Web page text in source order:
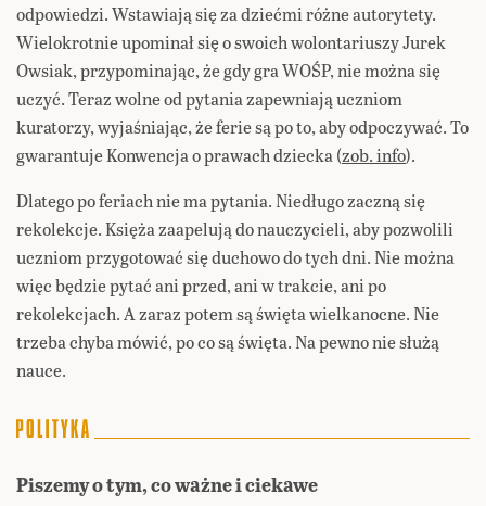
odpowiedzi. Wstawiają się za dziećmi różne autorytety.
Wielokrotnie upominał się o swoich wolontariuszy Jurek
Owsiak, przypominając, że gdy gra WOŚP, nie można się
uczyć. Teraz wolne od pytania zapewniają uczniom
kuratorzy, wyjaśniając, że ferie są po to, aby odpoczywać. To
gwarantujeKonwencja o prawach dziecka (zob. info).
Dlatego po feriach nie ma pytania. Niedługo zaczną się
rekolekcje. Księża zaapelują do nauczycieli, aby pozwolili
uczniom przygotować się duchowo do tych dni. Nie można
więc będzie pytać ani przed, ani w trakcie, ani po
rekolekcjach. A zaraz potem są święta wielkanocne. Nie
trzeba chyba mówić, po co są święta. Na pewno nie służą
nauce.
Piszemy o tym, co ważne i ciekawe